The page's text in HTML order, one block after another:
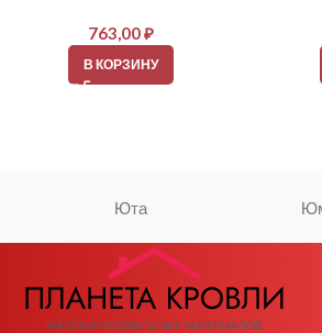
763,00₽
В КОРЗИНУ
Юта